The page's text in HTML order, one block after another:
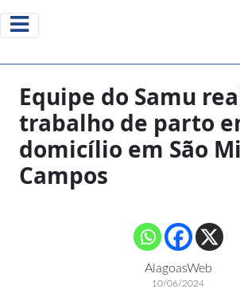
Equipe do Samu
trabalho de parto
domicílio em São
Campos
AlagoasWeb
10/06/2024